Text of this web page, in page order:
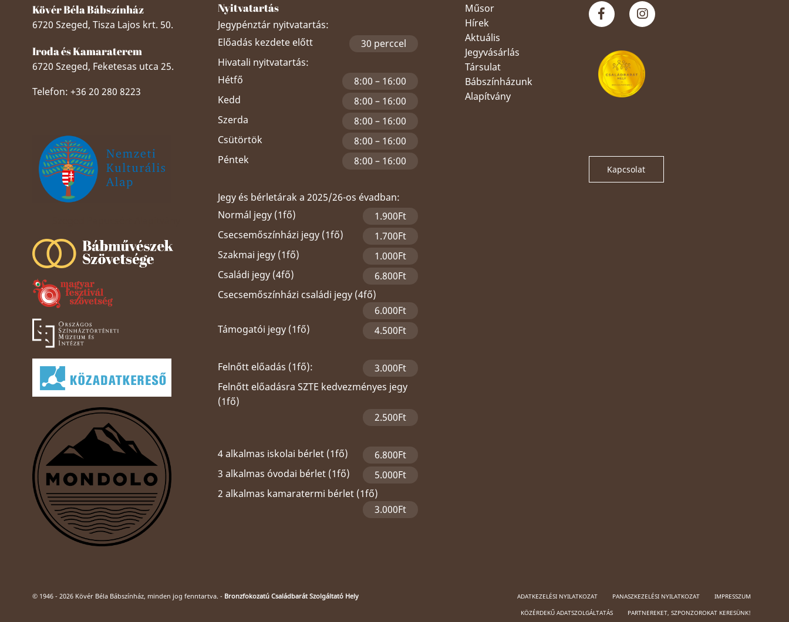
Kövér Béla Bábszínház
6720 Szeged, Tisza Lajos krt. 50.
Iroda és Kamaraterem
6720 Szeged, Feketesas utca 25.
Telefon: +36 20 280 8223
Nyitvatartás
Jegypénztár nyitvatartás:
Előadás kezdete előtt
30 perccel
Hivatali nyitvatartás:
Hétfő
8:00 – 16:00
Kedd
8:00 – 16:00
Szerda
8:00 – 16:00
Csütörtök
8:00 – 16:00
Péntek
8:00 – 16:00
Jegy és bérletárak a 2025/26-os évadban:
Normál jegy (1fő)
1.900Ft
Csecsemőszínházi jegy (1fő)
1.700Ft
Szakmai jegy (1fő)
1.000Ft
Családi jegy (4fő)
6.800Ft
Csecsemőszínházi családi jegy (4fő)
6.000Ft
Támogatói jegy (1fő)
4.500Ft
Felnőtt előadás (1fő):
3.000Ft
Felnőtt előadásra SZTE kedvezményes jegy
(1fő)
2.500Ft
4 alkalmas iskolai bérlet (1fő)
6.800Ft
3 alkalmas óvodai bérlet (1fő)
5.000Ft
2 alkalmas kamaratermi bérlet (1fő)
3.000Ft
Műsor
Hírek
Aktuális
Jegyvásárlás
Társulat
Bábszínházunk
Alapítvány
Kapcsolat
© 1946 - 2026 Kövér Béla Bábszínház, minden jog fenntartva. - Bronzfokozatú Családbarát Szolgáltató Hely ADATKEZELÉSI NYILATKOZAT PANASZKEZELÉSI NYILATKOZAT
IMPRESSZUM
KÖZÉRDEKŰ ADATSZOLGÁLTATÁS
PARTNEREKET, SZPONZOROKAT KERESÜNK!